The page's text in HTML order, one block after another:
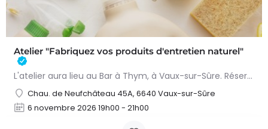
Atelier "Fabriquez vos produits d'entretien naturel"
L'atelier aura lieu au Bar à Thym, à Vaux-sur-Sûre. Réservation :
Chau. de Neufchâteau 45A, 6640 Vaux-sur-Sûre
6 novembre 2026 19h00 - 21h00